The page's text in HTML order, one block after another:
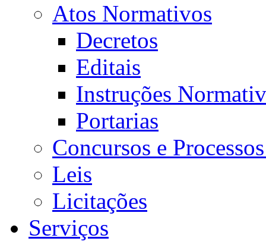
Atos Normativos
Decretos
Editais
Instruções
Portarias
Concursos e
Leis
Licitações
Serviços